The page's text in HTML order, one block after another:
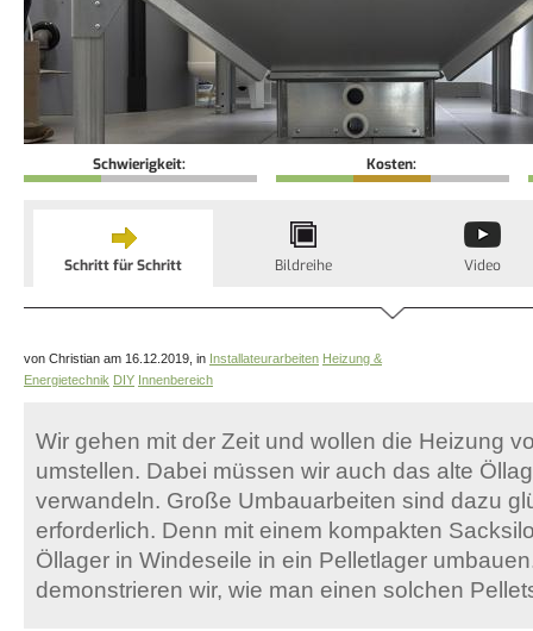
Schwierigkeit: Kosten:
Schritt für Schritt Bildreihe Video
von Christian am 16.12.2019, in Installateurarbeiten Heizung &
Energietechnik DIY Innenbereich
Wir gehen mit der Zeit und wollen die Heizung
umstellen. Dabei müssen wir auch das alte
verwandeln. Große Umbauarbeiten sind dazu
erforderlich. Denn mit einem kompakten
Öllager in Windeseile in ein Pelletlager
demonstrieren wir, wie man einen solchen